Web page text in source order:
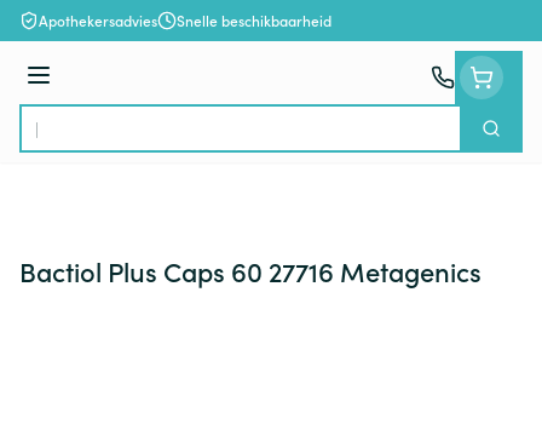
Ga naar de inhoud
Apothekersadvies Snelle beschikbaarheid
Menu
Product, merk, categorie...
Zoek
Bactiol Plus Caps 60 27716 Metagenics